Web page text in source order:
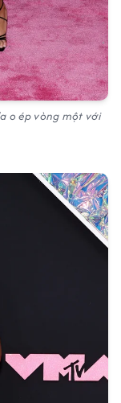
o ép vòng một với